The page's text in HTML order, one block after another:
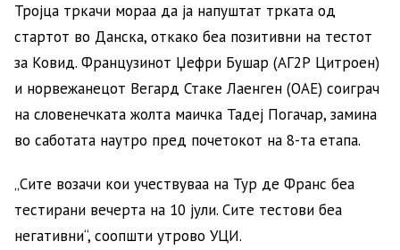
Тројца тркачи мораа да ја напуштат трката од
стартот во Данска, откако беа позитивни на тестот
за Ковид. Французинот Џефри Бушар (АГ2Р Цитроен)
и норвежанецот Вегард Стаке Лаенген (ОАЕ) соиграч
на словенечката жолта маичка Тадеј Погачар, замина
во саботата наутро пред почетокот на 8-та етапа.
„Сите возачи кои учествуваа на Тур де Франс беа
тестирани вечерта на 10 јули. Сите тестови беа
негативни“, соопшти утрово УЦИ.